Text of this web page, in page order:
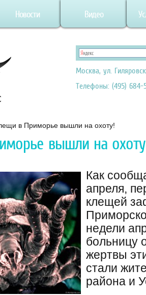
Новости Видео
Москва, ул.
Телефоны: (495) 684-
в Приморье вышли на охоту!
вышли на
Как
апреля,
клещей
недели
больницу
жертвы
стали
района и